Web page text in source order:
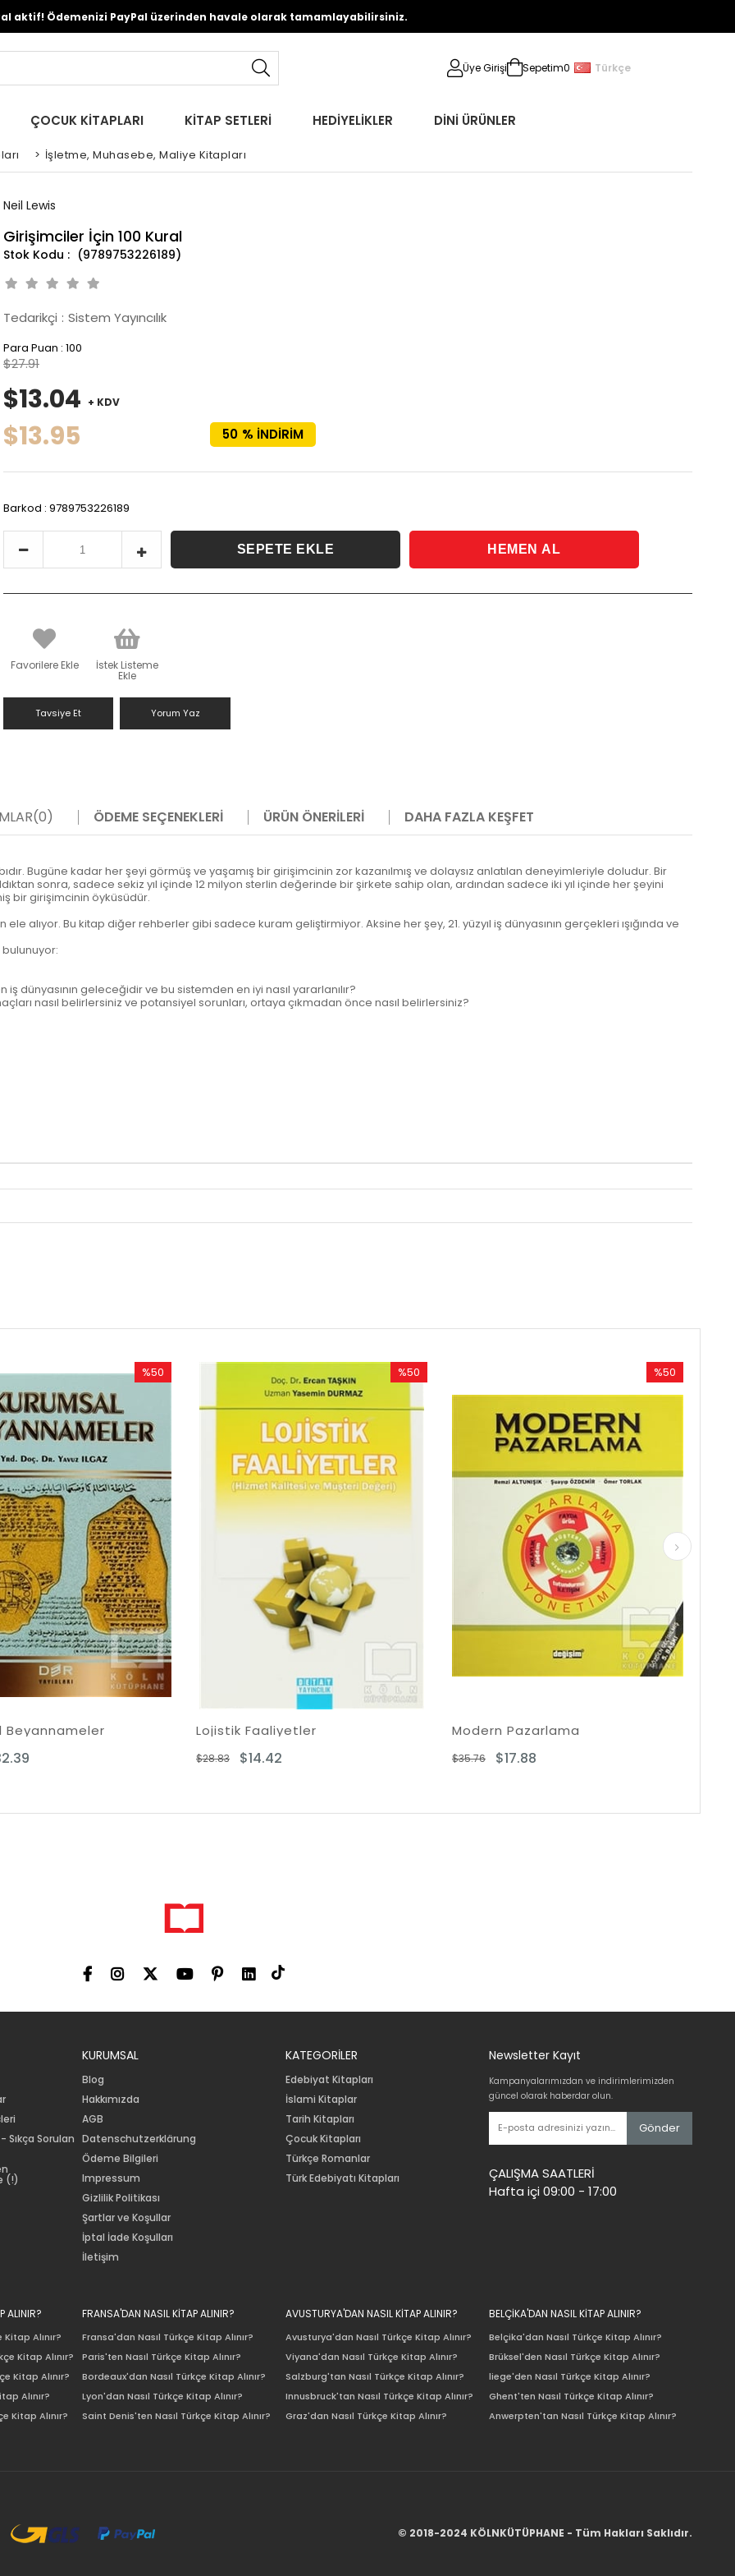
aktif! Ödemenizi PayPal üzerinden havale olarak tamamlayabilirsiniz.
Üye Girişi Sepetim0 Türkçe
ÇOCUK KİTAPLARI KİTAP SETLERİ HEDİYELİKLER DİNİ ÜRÜNLER
> İşletme, Muhasebe, Maliye Kitapları
Neil Lewis
Girişimciler İçin 100 Kural
(9789753226189)
Tedarikçi : Sistem Yayıncılık
Para Puan : 100
%
50 İNDIRIM
$27.91
$13.04 + KDV
$13.95
Barkod : 9789753226189
Favorilere Ekle İstek Listeme
Ekle
Tavsiye Et Yorum Yaz
(0) ÖDEME SEÇENEKLERI ÜRÜN ÖNERILERI DAHA FAZLA KEŞFET
Bugüne kadar her şeyi görmüş ve yaşamış bir girişimcinin zor kazanılmış ve dolaysız anlatılan deneyimleriyle doludur. Bir
sonra, sadece sekiz yıl içinde 12 milyon sterlin değerinde bir şirkete sahip olan, ardından sadece iki yıl içinde her şeyini
bir girişimcinin öyküsüdür.
alıyor. Bu kitap diğer rehberler gibi sadece kuram geliştirmiyor. Aksine her şey, 21. yüzyıl iş dünyasının gerçekleri ışığında ve
dünyasının geleceğidir ve bu sistemden en iyi nasıl yararlanılır?
nasıl belirlersiniz ve potansiyel sorunları, ortaya çıkmadan önce nasıl belirlersiniz?
Lojistik Faaliyetler
İndirim
%50İndirim
Modern Pazarlama
İndirim
%50İndirim
Müze Yönetimi ve
Sıkça Sorulan
(!)
KURUMSAL
Blog
Hakkımızda
AGB
Datenschutzerklärung
Ödeme Bilgileri
Impressum
Gizlilik Politikası
Şartlar ve Koşullar
İptal İade Koşulları
İletişim
KATEGORİLER
Edebiyat Kitapları
İslami Kitaplar
Tarih Kitapları
Çocuk Kitapları
Türkçe Romanlar
Türk Edebiyatı Kitapları
Newsletter Kayıt
Kampanyalarımızdan ve indirimlerimizden
güncel olarak haberdar olun.
Gönder
ÇALIŞMA SAATLERİ
Hafta içi 09:00 - 17:00
ALINIR?
Alınır?
Kitap Alınır?
Kitap Alınır?
Alınır?
Kitap Alınır?
FRANSA'DAN NASIL KİTAP ALINIR?
Fransa'dan Nasıl Türkçe Kitap Alınır?
Paris'ten Nasıl Türkçe Kitap Alınır?
Bordeaux'dan Nasıl Türkçe Kitap Alınır?
Lyon'dan Nasıl Türkçe Kitap Alınır?
Saint Denis'ten Nasıl Türkçe Kitap Alınır?
AVUSTURYA'DAN NASIL KİTAP ALINIR?
Avusturya'dan Nasıl Türkçe Kitap Alınır?
Viyana'dan Nasıl Türkçe Kitap Alınır?
Salzburg'tan Nasıl Türkçe Kitap Alınır?
Innusbruck'tan Nasıl Türkçe Kitap Alınır?
Graz'dan Nasıl Türkçe Kitap Alınır?
BELÇİKA'DAN NASIL KİTAP ALINIR?
Belçika'dan Nasıl Türkçe Kitap Alınır?
Brüksel'den Nasıl Türkçe Kitap Alınır?
liege'den Nasıl Türkçe Kitap Alınır?
Ghent'ten Nasıl Türkçe Kitap Alınır?
Anwerpten'tan Nasıl Türkçe Kitap Alınır?
© 2018-2024 KÖLNKÜTÜPHANE - Tüm Hakları Saklıdır.